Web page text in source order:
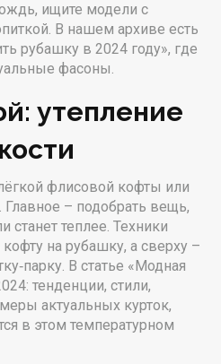
ищите модели с
В нашем архиве есть
рубашку в 2024 году», где
фасоны.
утепление
флисовой кофты или
– подобрать вещь,
станет теплее. Техники
на рубашку, а сверху –
В статье «Модная
тенденции, стили,
актуальных курток,
в этом температурном